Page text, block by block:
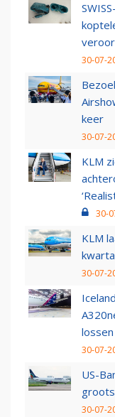
30-07-
keer
30-07-
KLM
30-
KLM
30-07-
lossen
30-07-
US-
30-07-